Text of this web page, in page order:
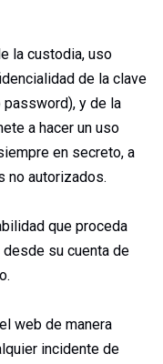
la custodia, uso
de la clave
y de la
a hacer un uso
en secreto, a
no autorizados.
que proceda
su cuenta de
web de manera
incidente de